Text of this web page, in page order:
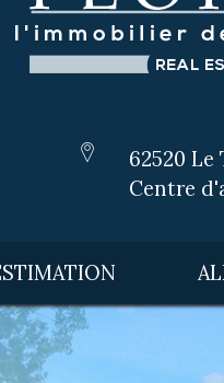
62520
Centre
ESTIMATION